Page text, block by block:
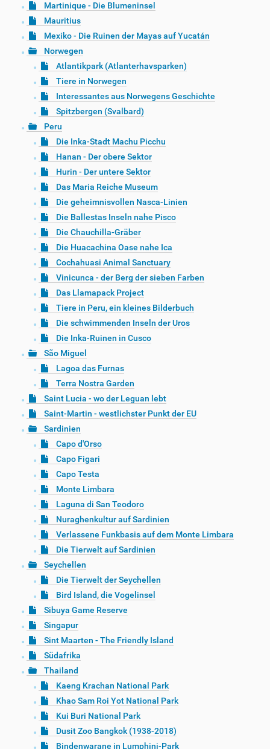
Martinique - Die Blumeninsel
Mauritius
Mexiko - Die Ruinen der Mayas auf Yucatán
Norwegen
Atlantikpark (Atlanterhavsparken)
Tiere in Norwegen
Interessantes aus Norwegens Geschichte
Spitzbergen (Svalbard)
Peru
Die Inka-Stadt Machu Picchu
Hanan - Der obere Sektor
Hurin - Der untere Sektor
Das Maria Reiche Museum
Die geheimnisvollen Nasca-Linien
Die Ballestas Inseln nahe Pisco
Die Chauchilla-Gräber
Die Huacachina Oase nahe Ica
Cochahuasi Animal Sanctuary
Vinicunca - der Berg der sieben Farben
Das Llamapack Project
Tiere in Peru, ein kleines Bilderbuch
Die schwimmenden Inseln der Uros
Die Inka-Ruinen in Cusco
São Miguel
Lagoa das Furnas
Terra Nostra Garden
Saint Lucia - wo der Leguan lebt
Saint-Martin - westlichster Punkt der EU
Sardinien
Capo d'Orso
Capo Figari
Capo Testa
Monte Limbara
Laguna di San Teodoro
Nuraghenkultur auf Sardinien
Verlassene Funkbasis auf dem Monte Limbara
Die Tierwelt auf Sardinien
Seychellen
Die Tierwelt der Seychellen
Bird Island, die Vogelinsel
Sibuya Game Reserve
Singapur
Sint Maarten - The Friendly Island
Südafrika
Thailand
Kaeng Krachan National Park
Khao Sam Roi Yot National Park
Kui Buri National Park
Dusit Zoo Bangkok (1938-2018)
Bindenwarane in Lumphini-Park